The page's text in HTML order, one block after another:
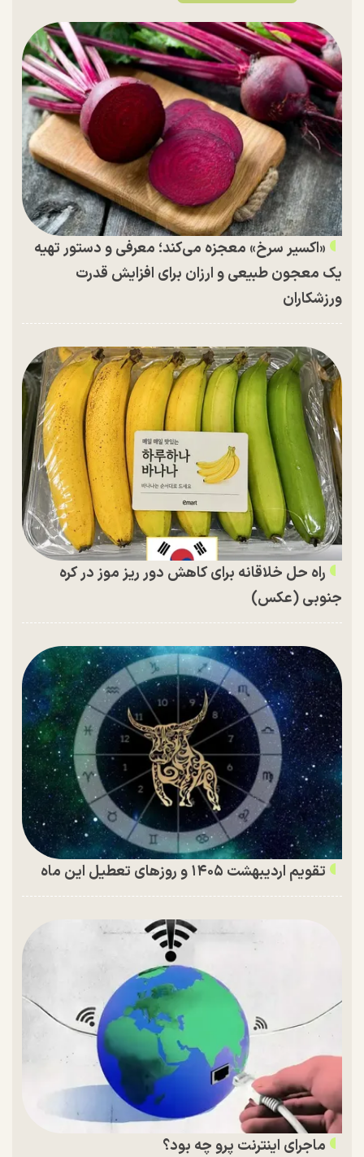
«اکسیر سرخ» معجزه می‌کند؛ معرفی و دستور تهیه
یک معجون طبیعی و ارزان برای افزایش قدرت
ورزشکاران
راه حل خلاقانه برای کاهش دور ریز موز در کره
جنوبی (عکس)
تقویم اردیبهشت ۱۴۰۵ و روز‌های تعطیل این ماه
ماجرای اینترنت پرو چه بود؟